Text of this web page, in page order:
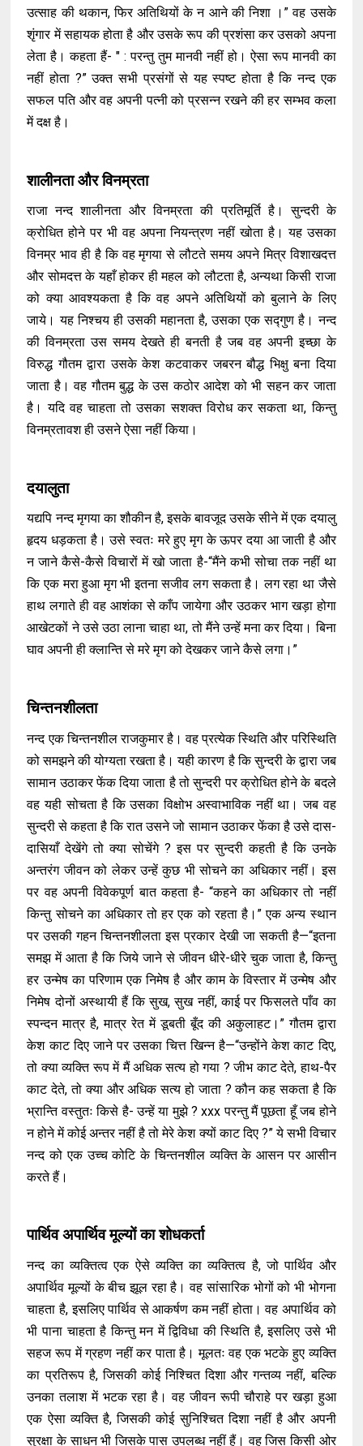
उत्साह की थकान, फिर अतिथियों के न आने की निशा ।” वह उसके
शृंगार में सहायक होता है और उसके रूप की प्रशंसा कर उसको अपना
लेता है। कहता हैं- " : परन्तु तुम मानवी नहीं हो। ऐसा रूप मानवी का
नहीं होता ?” उक्त सभी प्रसंगों से यह स्पष्ट होता है कि नन्द एक
सफल पति और वह अपनी पत्नी को प्रसन्न रखने की हर सम्भव कला
में दक्ष है।
शालीनता और विनम्रता
राजा नन्द शालीनता और विनम्रता की प्रतिमूर्ति है। सुन्दरी के
क्रोधित होने पर भी वह अपना नियन्त्रण नहीं खोता है। यह उसका
विनम्र भाव ही है कि वह मृगया से लौटते समय अपने मित्र विशाखदत्त
और सोमदत्त के यहाँ होकर ही महल को लौटता है, अन्यथा किसी राजा
को क्या आवश्यकता है कि वह अपने अतिथियों को बुलाने के लिए
जाये। यह निश्चय ही उसकी महानता है, उसका एक सद्गुण है। नन्द
की विनम्रता उस समय देखते ही बनती है जब वह अपनी इच्छा के
विरुद्ध गौतम द्वारा उसके केश कटवाकर जबरन बौद्ध भिक्षु बना दिया
जाता है। वह गौतम बुद्ध के उस कठोर आदेश को भी सहन कर जाता
है। यदि वह चाहता तो उसका सशक्त विरोध कर सकता था, किन्तु
विनम्रतावश ही उसने ऐसा नहीं किया।
दयालुता
यद्यपि नन्द मृगया का शौकीन है, इसके बावजूद उसके सीने में एक दयालु
हृदय धड़कता है। उसे स्वतः मरे हुए मृग के ऊपर दया आ जाती है और
न जाने कैसे-कैसे विचारों में खो जाता है-“मैंने कभी सोचा तक नहीं था
कि एक मरा हुआ मृग भी इतना सजीव लग सकता है। लग रहा था जैसे
हाथ लगाते ही वह आशंका से काँप जायेगा और उठकर भाग खड़ा होगा
आखेटकों ने उसे उठा लाना चाहा था, तो मैंने उन्हें मना कर दिया। बिना
घाव अपनी ही क्लान्ति से मरे मृग को देखकर जाने कैसे लगा।”
चिन्तनशीलता
नन्द एक चिन्तनशील राजकुमार है। वह प्रत्येक स्थिति और परिस्थिति
को समझने की योग्यता रखता है। यही कारण है कि सुन्दरी के द्वारा जब
सामान उठाकर फेंक दिया जाता है तो सुन्दरी पर क्रोधित होने के बदले
वह यही सोचता है कि उसका विक्षोभ अस्वाभाविक नहीं था। जब वह
सुन्दरी से कहता है कि रात उसने जो सामान उठाकर फेंका है उसे दास-
दासियाँ देखेंगे तो क्या सोचेंगे ? इस पर सुन्दरी कहती है कि उनके
अन्तरंग जीवन को लेकर उन्हें कुछ भी सोचने का अधिकार नहीं। इस
पर वह अपनी विवेकपूर्ण बात कहता है- “कहने का अधिकार तो नहीं
किन्तु सोचने का अधिकार तो हर एक को रहता है।” एक अन्य स्थान
पर उसकी गहन चिन्तनशीलता इस प्रकार देखी जा सकती है—“इतना
समझ में आता है कि जिये जाने से जीवन धीरे-धीरे चुक जाता है, किन्तु
हर उन्मेष का परिणाम एक निमेष है और काम के विस्तार में उन्मेष और
निमेष दोनों अस्थायी हैं कि सुख, सुख नहीं, काई पर फिसलते पाँव का
स्पन्दन मात्र है, मात्र रेत में डूबती बूँद की अकुलाहट।” गौतम द्वारा
केश काट दिए जाने पर उसका चित्त खिन्न है—“उन्होंने केश काट दिए,
तो क्या व्यक्ति रूप में मैं अधिक सत्य हो गया ? जीभ काट देते, हाथ-पैर
काट देते, तो क्या और अधिक सत्य हो जाता ? कौन कह सकता है कि
भ्रान्ति वस्तुतः किसे है- उन्हें या मुझे ? xxx परन्तु मैं पूछता हूँ जब होने
न होने में कोई अन्तर नहीं है तो मेरे केश क्यों काट दिए ?” ये सभी विचार
नन्द को एक उच्च कोटि के चिन्तनशील व्यक्ति के आसन पर आसीन
करते हैं।
पार्थिव अपार्थिव मूल्यों का शोधकर्ता
नन्द का व्यक्तित्व एक ऐसे व्यक्ति का व्यक्तित्व है, जो पार्थिव और
अपार्थिव मूल्यों के बीच झूल रहा है। वह सांसारिक भोगों को भी भोगना
चाहता है, इसलिए पार्थिव से आकर्षण कम नहीं होता। वह अपार्थिव को
भी पाना चाहता है किन्तु मन में द्विविधा की स्थिति है, इसलिए उसे भी
सहज रूप में ग्रहण नहीं कर पाता है। मूलतः वह एक भटके हुए व्यक्ति
का प्रतिरूप है, जिसकी कोई निश्चित दिशा और गन्तव्य नहीं, बल्कि
उनका तलाश में भटक रहा है। वह जीवन रूपी चौराहे पर खड़ा हुआ
एक ऐसा व्यक्ति है, जिसकी कोई सुनिश्चित दिशा नहीं है और अपनी
सुरक्षा के साधन भी जिसके पास उपलब्ध नहीं हैं। वह जिस किसी ओर